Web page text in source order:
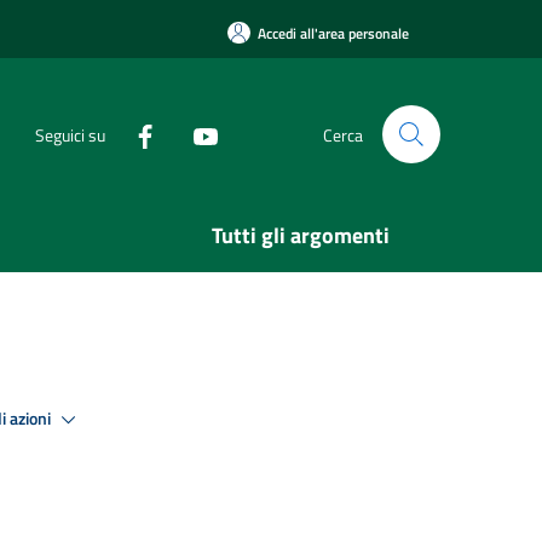
Accedi all'area personale
Seguici su Cerca
Tutti gli argomenti
azioni